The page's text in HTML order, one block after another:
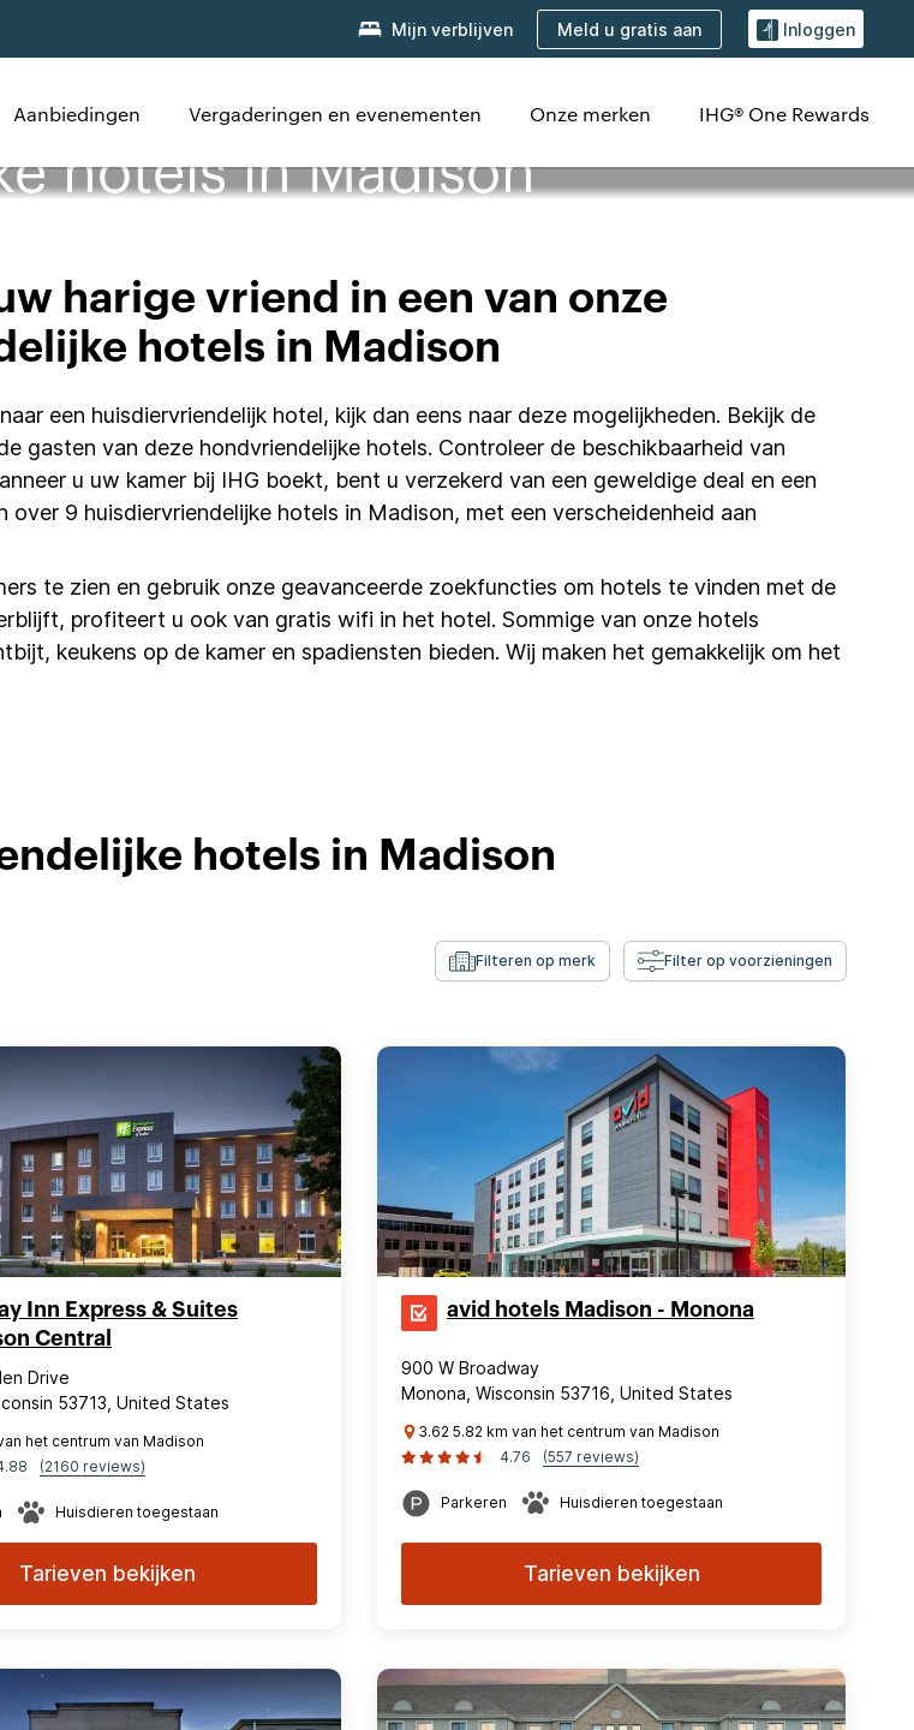
Mijn verblijven Meld u gratis aan Inloggen
Aanbiedingen Vergaderingen en evenementen Onze merken IHG® One Rewards
hotels in Madison
harige vriend in een van onze
hotels in Madison
een huisdiervriendelijk hotel, kijk dan eens naar deze mogelijkheden. Bekijk de
gasten van deze hondvriendelijke hotels. Controleer de beschikbaarheid van
u uw kamer bij IHG boekt, bent u verzekerd van een geweldige deal en een
9 huisdiervriendelijke hotels in Madison, met een verscheidenheid aan
te zien en gebruik onze geavanceerde zoekfuncties om hotels te vinden met de
profiteert u ook van gratis wifi in het hotel. Sommige van onze hotels
keukens op de kamer en spadiensten bieden. Wij maken het gemakkelijk om het
hotels in Madison
Filteren op merk Filter op voorzieningen
Inn Express & Suites
Central
Drive
53713, United States
het centrum van Madison
(2160 reviews)
Huisdieren toegestaan
Tarieven bekijken
avid hotels Madison - Monona
900 W Broadway
Monona, Wisconsin 53716, United States
3.62 5.82 km van het centrum van Madison
4.76
(557 reviews)
Parkeren Huisdieren toegestaan
Tarieven bekijken